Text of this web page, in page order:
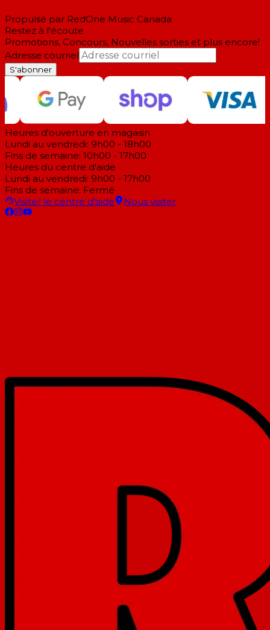
Propulsé par RedOne Music Canada
Restez à l'écoute
Promotions, Concours, Nouvelles sorties et plus encore!
Adresse courriel
S'abonner
Heures d'ouverture en magasin
Lundi au vendredi: 9h00 - 18h00
Fins de semaine: 10h00 - 17h00
Heures du centre d'aide
Lundi au vendredi: 9h00 - 17h00
Fins de semaine: Fermé
Visiter le centre d'aide
Nous visiter